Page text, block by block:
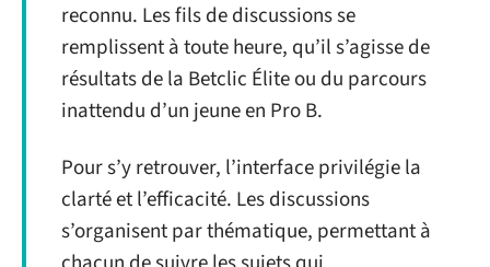
reconnu. Les fils de discussions se
remplissent à toute heure, qu’il s’agisse de
résultats de la Betclic Élite ou du parcours
inattendu d’un jeune en Pro B.
Pour s’y retrouver, l’interface privilégie la
clarté et l’efficacité. Les discussions
s’organisent par thématique, permettant à